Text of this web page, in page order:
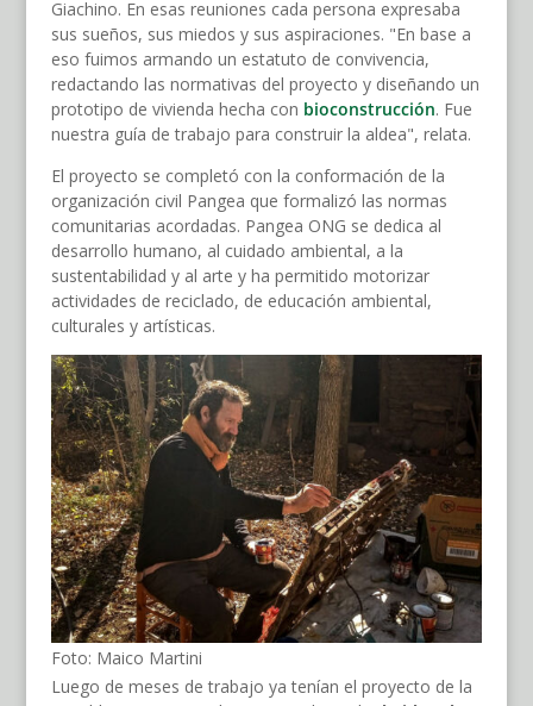
Giachino. En esas reuniones cada persona expresaba
sus sueños, sus miedos y sus aspiraciones. "En base a
eso fuimos armando un estatuto de convivencia,
redactando las normativas del proyecto y diseñando un
prototipo de vivienda hecha con bioconstrucción. Fue
nuestra guía de trabajo para construir la aldea", relata.
El proyecto se completó con la conformación de la
organización civil Pangea que formalizó las normas
comunitarias acordadas. Pangea ONG se dedica al
desarrollo humano, al cuidado ambiental, a la
sustentabilidad y al arte y ha permitido motorizar
actividades de reciclado, de educación ambiental,
culturales y artísticas.
Foto: Maico Martini
Luego de meses de trabajo ya tenían el proyecto de la